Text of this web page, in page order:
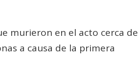
murieron en el acto cerca de
a causa de la primera